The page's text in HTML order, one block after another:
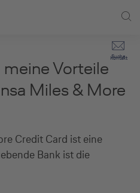
(Enter drücken)
(Enter drücken)
Kontakt
Suche
Vorteile
Miles & More
Credit Card ist eine
Bank ist die